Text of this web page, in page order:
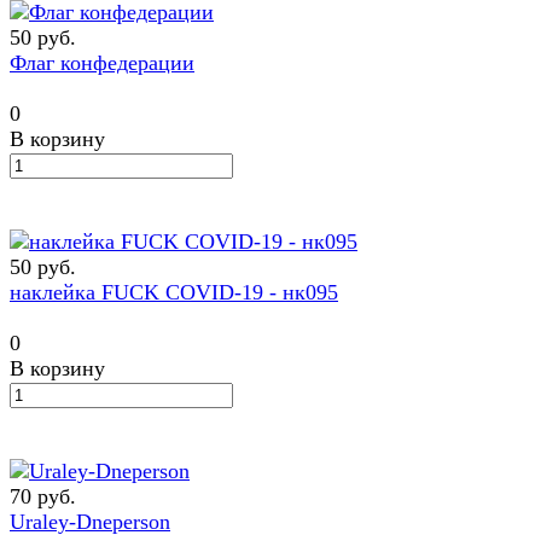
50 руб.
Флаг конфедерации
0
В корзину
50 руб.
наклейка FUCK COVID-19 - нк095
0
В корзину
70 руб.
Uraley-Dneperson